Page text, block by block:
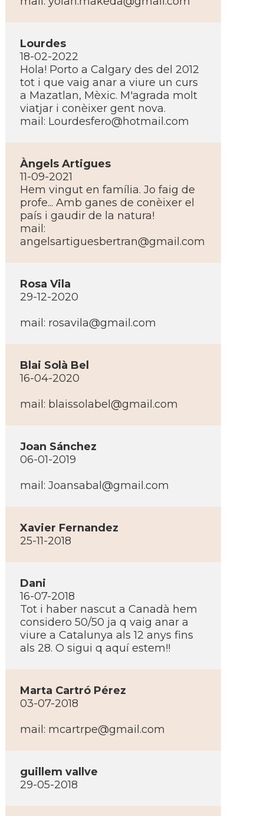
Lourdes
18-02-2022
Hola! Porto a Calgary des del 2012
tot i que vaig anar a viure un curs
a Mazatlan, Mèxic. M'agrada molt
viatjar i conèixer gent nova.
mail: Lourdesfero@hotmail.com
Àngels Artigues
11-09-2021
Hem vingut en famí­lia. Jo faig de
profe... Amb ganes de conèixer el
paí­s i gaudir de la natura!
mail:
angelsartiguesbertran@gmail.com
Rosa Vila
29-12-2020
mail: rosavila@gmail.com
Blai Solà Bel
16-04-2020
mail: blaissolabel@gmail.com
Joan Sánchez
06-01-2019
mail: Joansabal@gmail.com
Xavier Fernandez
25-11-2018
Dani
16-07-2018
Tot i haber nascut a Canadà hem
considero 50/50 ja q vaig anar a
viure a Catalunya als 12 anys fins
als 28. O sigui q aquí­ estem!!
Marta Cartró Pérez
03-07-2018
mail: mcartrpe@gmail.com
guillem vallve
29-05-2018